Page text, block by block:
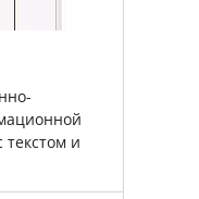
текстом и